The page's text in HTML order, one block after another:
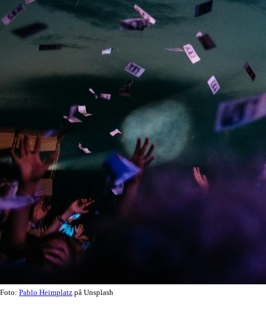
Foto: Pablo Heimplatz på Unsplash